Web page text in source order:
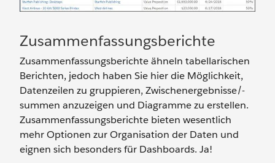
Zusammenfassungsberichte
Zusammenfassungsberichte ähneln tabellarischen
Berichten, jedoch haben Sie hier die Möglichkeit,
Datenzeilen zu gruppieren, Zwischenergebnisse/-
summen anzuzeigen und Diagramme zu erstellen.
Zusammenfassungsberichte bieten wesentlich
mehr Optionen zur Organisation der Daten und
eignen sich besonders für Dashboards. Ja!